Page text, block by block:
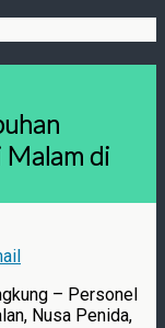
Malam di
– Personel
Nusa Penida,